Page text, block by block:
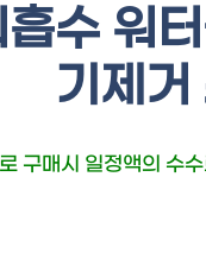
수 워
기제
구매시 일정액의 수